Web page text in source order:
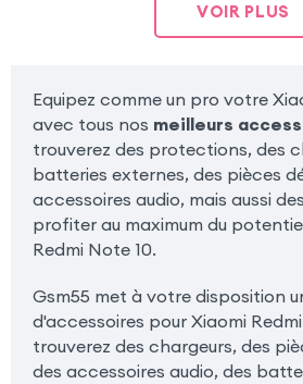
VOIR PLUS
Equipez comme un pro votre
avec tous nos meilleurs
trouverez des protections, des
batteries externes, des pièces
accessoires audio, mais aussi
profiter au maximum du
Redmi Note 10.
Gsm55 met à votre disposition
d'accessoires pour Xiaomi
trouverez des chargeurs, des
des accessoires audio, des